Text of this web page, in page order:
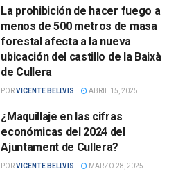
La prohibición de hacer fuego a
menos de 500 metros de masa
forestal afecta a la nueva
ubicación del castillo de la Baixà
de Cullera
PORVICENTE BELLVIS ABRIL 15, 2025
¿Maquillaje en las cifras
económicas del 2024 del
Ajuntament de Cullera?
PORVICENTE BELLVIS MARZO 28, 2025